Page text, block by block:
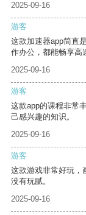
2025-09-16
游客
这款加速器app简直
作办公，都能畅享高
2025-09-16
游客
这款app的课程非常
己感兴趣的知识。
2025-09-16
游客
这款游戏非常好玩，
没有玩腻。
2025-09-16